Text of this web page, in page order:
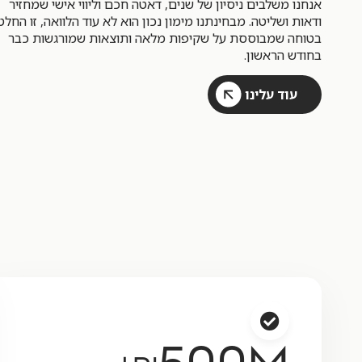
אנחנו משלבים ניסיון של שנים, דאטה חכם וליווי אישי שמחזיר
ודאות ושליטה. מבחינתנו מימון נכון הוא לא עוד הלוואה, זו
בטוחה שמבוססת על שקיפות מלאה ותוצאות שמורגשות כבר
בחודש הראשון.
עוד עלינו